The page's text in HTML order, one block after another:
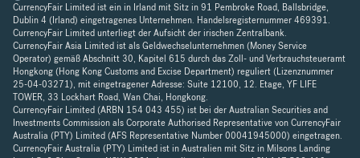
CurrencyFair Limited ist ein in Irland mit Sitz in 91 Pembroke Road, Ballsbridge,
Dublin 4 (Irland) eingetragenes Unternehmen. Handelsregisternummer 469391.
CurrencyFair Limited unterliegt der Aufsicht der irischen Zentralbank.
CurrencyFair Asia Limited ist als Geldwechselunternehmen (Money Service
Operator) gemäß Abschnitt 30, Kapitel 615 durch das Zoll- und Verbrauchsteueramt
Hongkong (Hong Kong Customs and Excise Department) reguliert (Lizenznummer
25-04-03271), mit eingetragener Adresse: Suite 12100, 12. Etage, YF LIFE
TOWER, 33 Lockhart Road, Wan Chai, Hongkong.
CurrencyFair Limited (ARBN 154 043 455) ist bei der Australian Securities and
Investments Commission als Corporate Authorised Representative von CurrencyFair
Australia (PTY) Limited (AFS Representative Number 00041945000) eingetragen.
CurrencyFair Australia (PTY) Limited ist in Australien mit Sitz in Milsons Landing